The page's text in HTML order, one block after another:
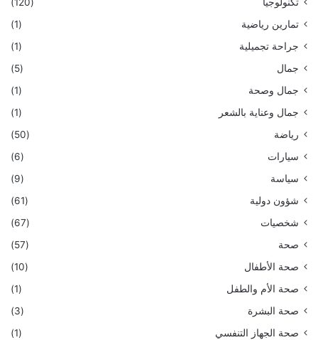
تكنولوجيا
(120)
تمارين رياضية
(1)
جراحة تجميلية
(1)
جمال
(5)
جمال وصحة
(1)
جمال وعناية بالشعر
(1)
رياضة
(50)
سيارات
(6)
سياسة
(9)
شؤون دولية
(61)
شخصيات
(67)
صحة
(57)
صحة الأطفال
(10)
صحة الأم والطفل
(1)
صحة البشرة
(3)
صحة الجهاز التنفسي
(1)